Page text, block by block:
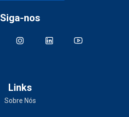
Siga-nos
Links
Sobre Nós